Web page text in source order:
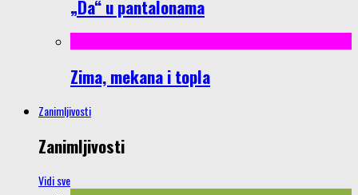
„Da“ u pantalonama
Zima, mekana i topla
Zanimljivosti
Zanimljivosti
Vidi sve